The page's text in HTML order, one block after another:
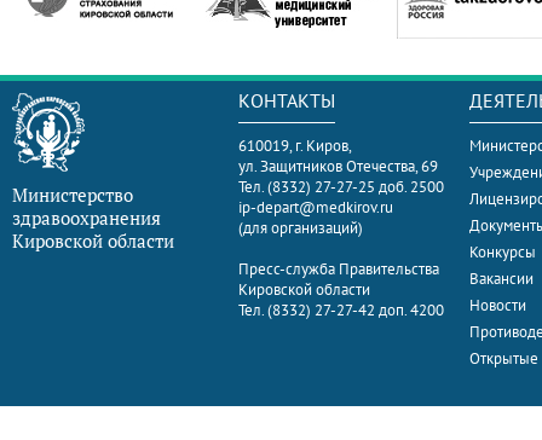
Министерство
здравоохранения
Кировской области
КОНТАКТЫ
610019, г. Киров,
ул. Защитников Отечества, 69
Тел. (8332) 27-27-25 доб. 2500
ip-depart@medkirov.ru
(для организаций)
Пресс-служба Правительства
Кировской области
Тел. (8332) 27-27-42 доп. 4200
Конкурсы
Вакансии
Новости